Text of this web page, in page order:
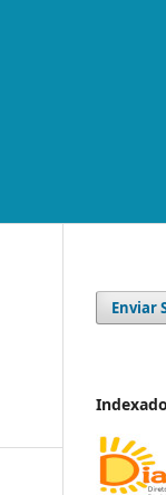
Enviar